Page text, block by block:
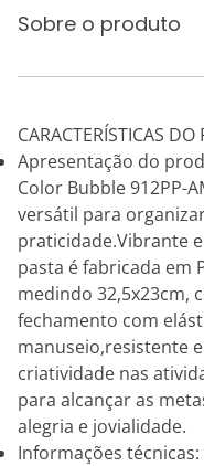
Sobre o produto
CARACTERÍSTICAS
Apresentação do
Color Bubble 912PP-
versátil para
praticidade.Vibrante
pasta é fabricada em
medindo 32,5x23cm,
fechamento com
manuseio,resistente
criatividade nas
para alcançar as
alegria e jovialidade.
Informações técnicas: